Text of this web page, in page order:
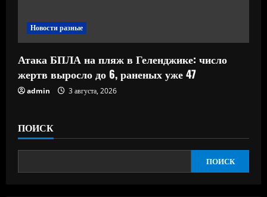
Новости разные
Атака БПЛА на пляж в Геленджике: число
жертв выросло до 6, раненых уже 47
admin 3 августа, 2026
ПОИСК
ПОИСК